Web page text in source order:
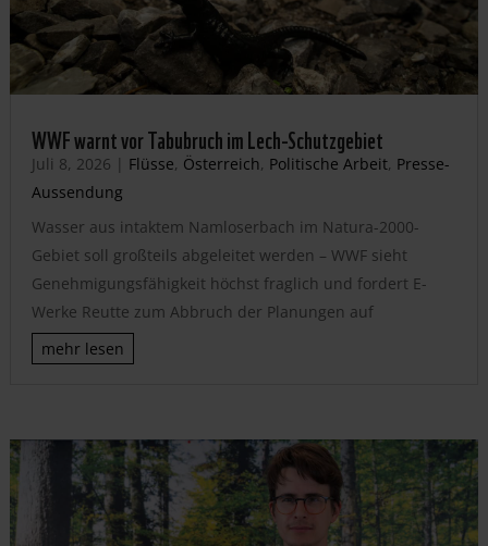
WWF warnt vor Tabubruch im Lech-Schutzgebiet
Juli 8, 2026 | Flüsse, Österreich, Politische Arbeit, Presse-
Aussendung
Wasser aus intaktem Namloserbach im Natura-2000-
Gebiet soll großteils abgeleitet werden – WWF sieht
Genehmigungsfähigkeit höchst fraglich und fordert E-
Werke Reutte zum Abbruch der Planungen auf
mehr lesen